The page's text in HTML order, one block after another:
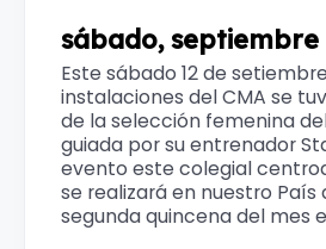
sábado, septiembre
Este sábado 12 de
instalaciones del CMA se
de la selección femenina del
guiada por su entrenador
evento este colegial
se realizará en nuestro País
segunda quincena del mes